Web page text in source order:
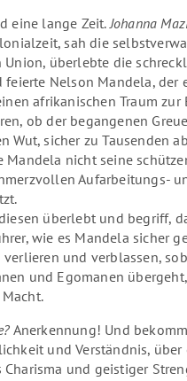
eine lange Zeit.Johanna
sah die
Union, überlebte die
feierte Nelson Mandela, der
afrikanischen Traum zur
ob der begangenen
Wut, sicher zu Tausenden
Mandela nicht seine
Aufarbeitungs-
überlebt und begriff,
wie es Mandela sicher
und verblassen,
und Egomanen
Anerkennung! Und
und Verständnis, über
Charisma und geistiger